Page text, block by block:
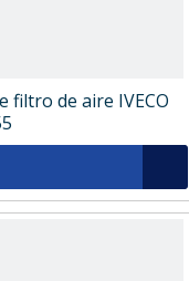
filtro de aire IVECO